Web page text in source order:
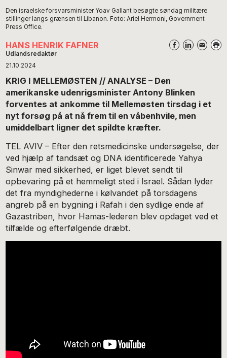
Den israelske forsvarsminister Yoav Gallant besøgte søndag militære
stillinger langs grænsen til Libanon. Foto: Ariel Hermoni, Government
Press Office.
HANS HENRIK FAFNER
Udlandsredaktør
21.10.2024
KRIG I MELLEMØSTEN // ANALYSE – Den
amerikanske udenrigsminister Antony Blinken
forventes at ankomme til Mellemøsten tirsdag i et
nyt forsøg på at nå frem til en våbenhvile, men
umiddelbart ligner det spildte kræfter.
TEL AVIV – Efter den retsmedicinske undersøgelse, der
ved hjælp af tandsæt og DNA identificerede Yahya
Sinwar med sikkerhed, er liget blevet sendt til
opbevaring på et hemmeligt sted i Israel. Sådan lyder
det fra myndighederne i kølvandet på torsdagens
angreb på en bygning i Rafah i den sydlige ende af
Gazastriben, hvor Hamas-lederen blev opdaget ved et
tilfælde og efterfølgende dræbt.